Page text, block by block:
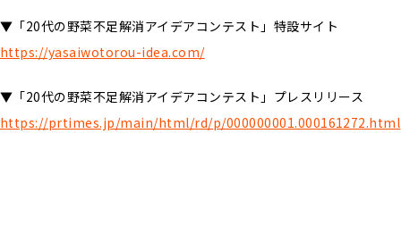
▼「20代の野菜不足解消アイデアコンテスト」特設サイト
https://yasaiwotorou-idea.com/
▼「20代の野菜不足解消アイデアコンテスト」プレスリリース
https://prtimes.jp/main/html/rd/p/000000001.000161272.html